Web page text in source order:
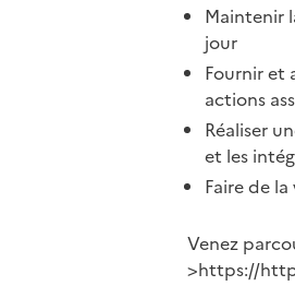
Maintenir
jour
Fournir et
actions
Réaliser
et les
Faire de
Venez
>https://